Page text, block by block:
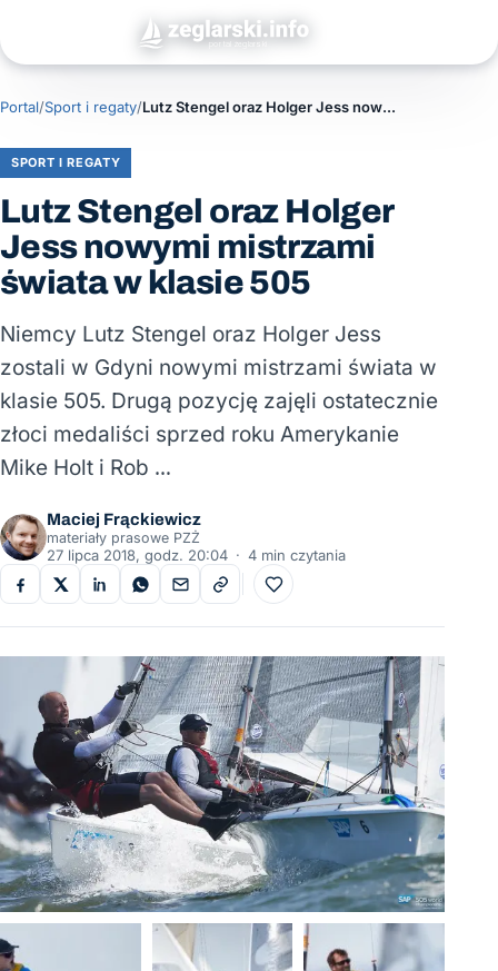
Portal/Sport i regaty/ Lutz Stengel oraz Holger Jess nowymi mistrzami świata w klasie 505
SPORT I REGATY
Lutz Stengel oraz Holger
Jess nowymi mistrzami
świata w klasie 505
Niemcy Lutz Stengel oraz Holger Jess
zostali w Gdyni nowymi mistrzami świata w
klasie 505. Drugą pozycję zajęli ostatecznie
złoci medaliści sprzed roku Amerykanie
Mike Holt i Rob …
Maciej Frąckiewicz
materiały prasowe PZŻ
27 lipca 2018, godz. 20:04 · 4 min czytania
Do ulubionych